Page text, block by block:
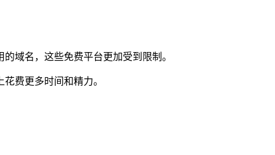
域名，这些免费平台更加受到限制。
费更多时间和精力。